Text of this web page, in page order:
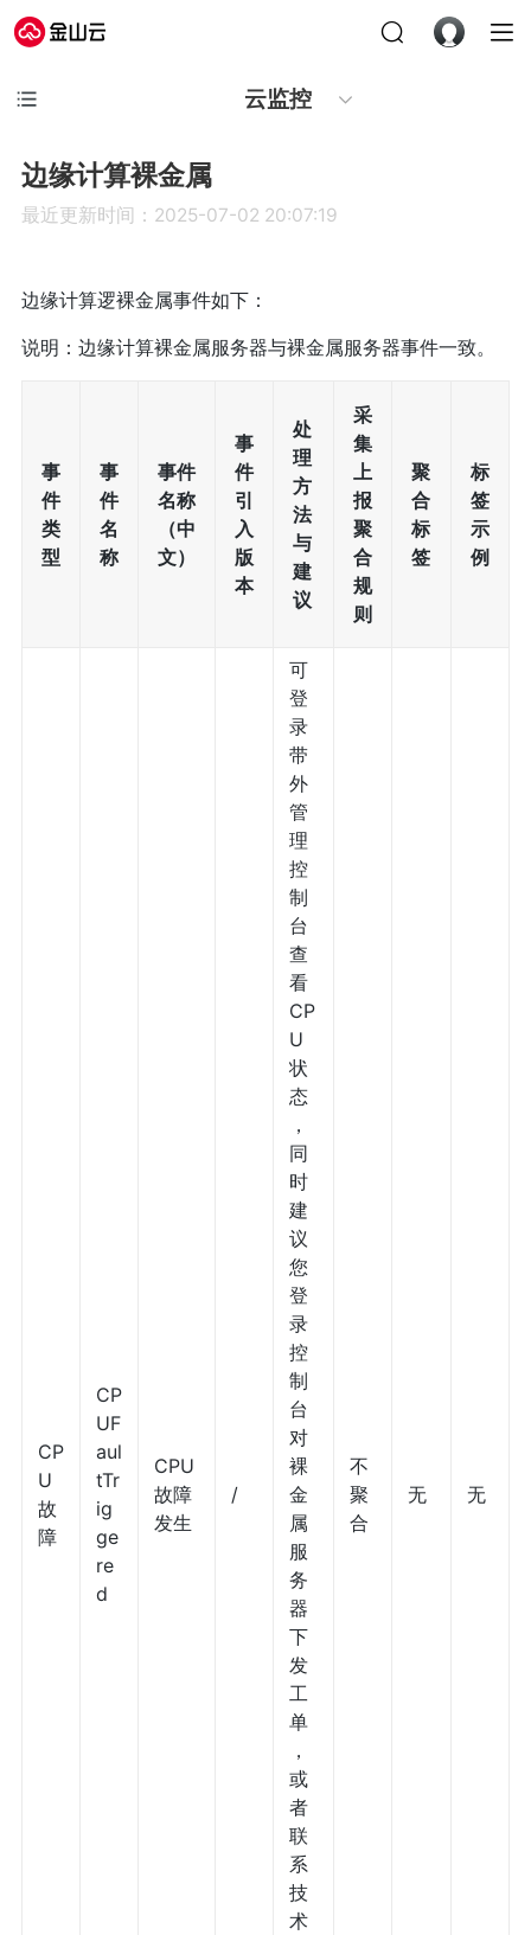
云监控
边缘计算裸金属
最近更新时间：2025-07-02 20:07:19
边缘计算逻裸金属事件如下：
说明：边缘计算裸金属服务器与裸金属服务器事件一致。
事
件
类
型
事
件
名
称
事件
名称
（中
文）
事
件
引
入
版
本
处
理
方
法
与
建
议
采
集
上
报
聚
合
规
则
聚
合
标
签
标
签
示
例
CP
U
故
障
CP
UF
aul
tTr
ig
ge
re
d
CPU
故障
发生
/
可
登
录
带
外
管
理
控
制
台
查
看
CP
U
状
态
，
同
时
建
议
您
登
录
控
制
台
对
裸
金
属
服
务
器
下
发
工
单
，
或
者
联
系
技
术
不
聚
合
无 无